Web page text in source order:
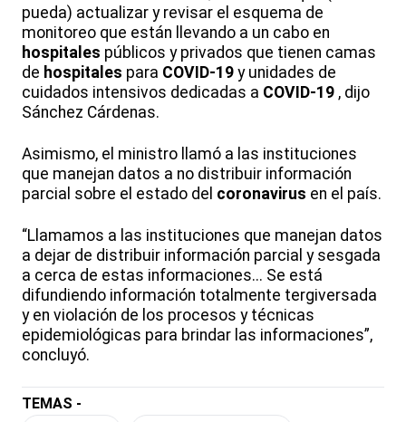
pueda) actualizar y revisar el esquema de
monitoreo que están llevando a un cabo en
hospitales públicos y privados que tienen camas
de hospitales para COVID-19 y unidades de
cuidados intensivos dedicadas a COVID-19 , dijo
Sánchez Cárdenas.
Asimismo, el ministro llamó a las instituciones
que manejan datos a no distribuir información
parcial sobre el estado del coronavirus en el país.
“Llamamos a las instituciones que manejan datos
a dejar de distribuir información parcial y sesgada
a cerca de estas informaciones... Se está
difundiendo información totalmente tergiversada
y en violación de los procesos y técnicas
epidemiológicas para brindar las informaciones”,
concluyó.
TEMAS -